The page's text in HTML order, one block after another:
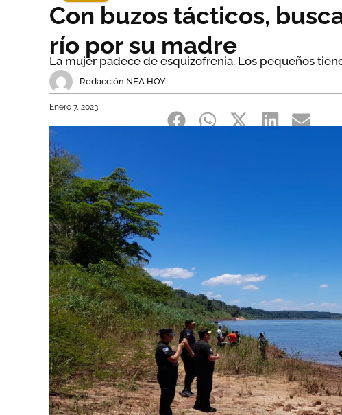
Con buzos tácticos,
río por su madre
La mujer padece de esquizofrenia. Los pequeños
Redacción NEA HOY
Enero 7, 2023